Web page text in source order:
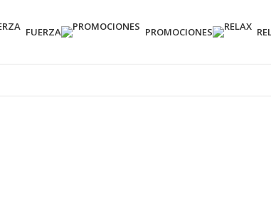
FUERZA PROMOCIONES